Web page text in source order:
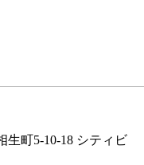
町5-10-18 シティビ